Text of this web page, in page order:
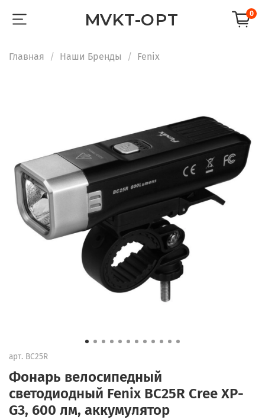
MVKT-OPT 0
Главная Наши Бренды Fenix
арт. BC25R
Фонарь велосипедный
светодиодный Fenix BC25R Cree XP-
G3, 600 лм, аккумулятор